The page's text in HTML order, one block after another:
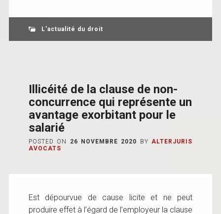
L'actualité du droit
Illicéité de la clause de non-
concurrence qui représente un
avantage exorbitant pour le
salarié
POSTED ON 26 NOVEMBRE 2020 BY ALTERJURIS
AVOCATS
Est dépourvue de cause licite et ne peut
produire effet à l’égard de l’employeur la clause